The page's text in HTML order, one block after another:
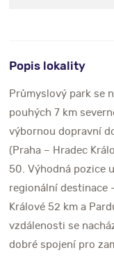
Popis lokality
Průmyslový park se
pouhých 7 km
výbornou dopravní
(Praha – Hradec
50. Výhodná pozice
regionální destinace
Králové 52 km a
vzdálenosti se
dobré spojení pro